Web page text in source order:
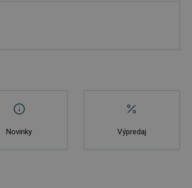
Novinky Výpredaj